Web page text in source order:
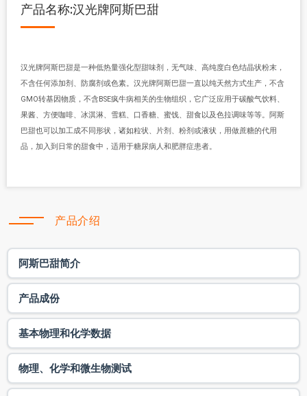
产品名称:汉光牌阿斯巴甜
汉光牌阿斯巴甜是一种低热量强化型甜味剂，无气味、高纯度白色结晶状粉末，
不含任何添加剂、防腐剂或色素。汉光牌阿斯巴甜一直以纯天然方式生产，不含
GMO转基因物质，不含BSE疯牛病相关的生物组织，它广泛应用于碳酸气饮料、
果酱、方便咖啡、冰淇淋、雪糕、口香糖、蜜饯、甜食以及色拉调味等等。阿斯
巴甜也可以加工成不同形状，诸如粒状、片剂、粉剂或液状，用做蔗糖的代用
品，加入到日常的甜食中，适用于糖尿病人和肥胖症患者。
产品介绍
阿斯巴甜简介
产品成份
基本物理和化学数据
物理、化学和微生物测试